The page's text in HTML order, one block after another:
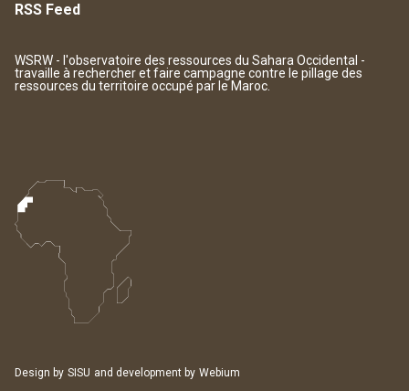
RSS Feed
WSRW - l'observatoire des ressources du Sahara Occidental -
travaille à rechercher et faire campagne contre le pillage des
ressources du territoire occupé par le Maroc.
Design by SISU and development by Webium